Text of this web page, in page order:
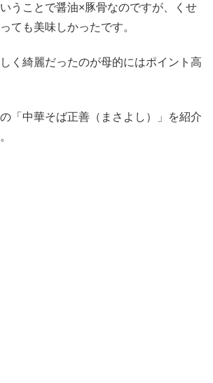
うことで醤油×豚骨なのですが、くせ
ても美味しかったです。
く綺麗だったのが母的にはポイント高
「中華そば正善（まさよし）」を紹介